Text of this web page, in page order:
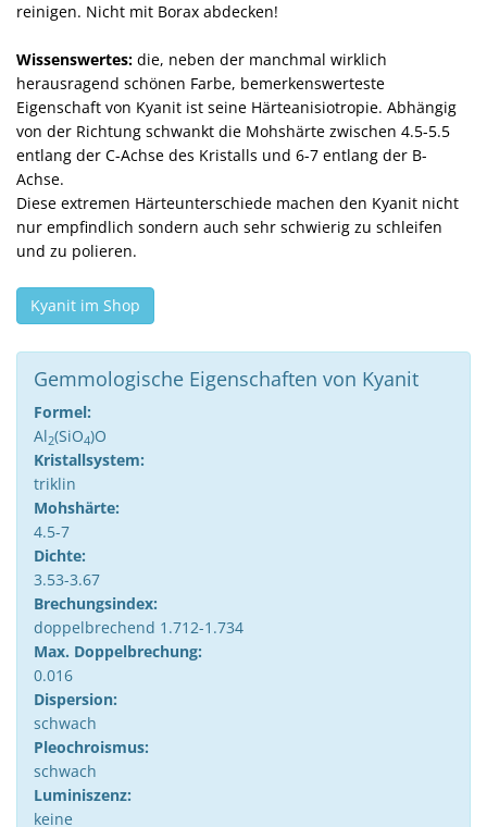
reinigen. Nicht mit Borax abdecken!
Wissenswertes: die, neben der manchmal wirklich
herausragend schönen Farbe, bemerkenswerteste
Eigenschaft von Kyanit ist seine Härteanisiotropie. Abhängig
von der Richtung schwankt die Mohshärte zwischen 4.5-5.5
entlang der C-Achse des Kristalls und 6-7 entlang der B-
Achse.
Diese extremen Härteunterschiede machen den Kyanit nicht
nur empfindlich sondern auch sehr schwierig zu schleifen
und zu polieren.
Kyanit im Shop
Gemmologische Eigenschaften von Kyanit
Formel:
Al2(SiO4)O
Kristallsystem:
triklin
Mohshärte:
4.5-7
Dichte:
3.53-3.67
Brechungsindex:
doppelbrechend 1.712-1.734
Max. Doppelbrechung:
0.016
Dispersion:
schwach
Pleochroismus:
schwach
Luminiszenz:
keine